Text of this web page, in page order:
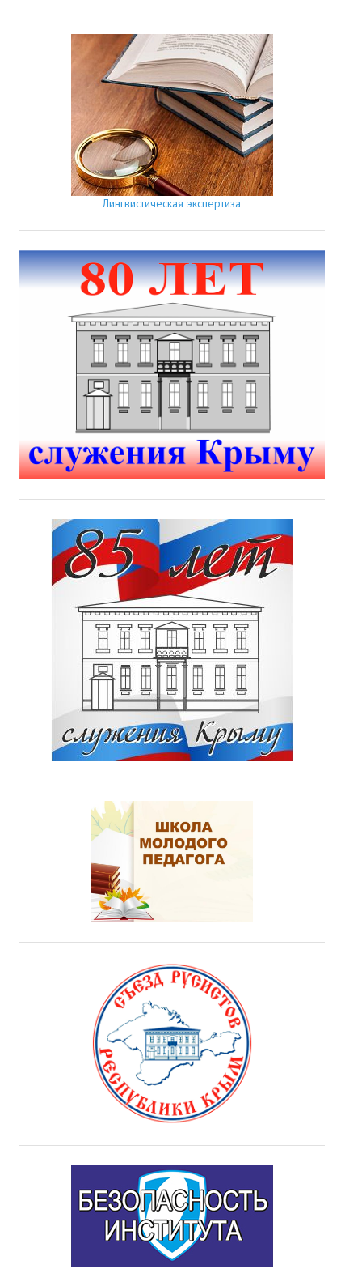
Лингвистическая экспертиза